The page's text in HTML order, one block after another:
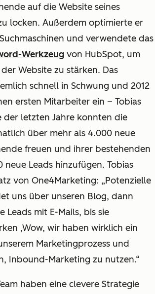
auf die Website seines
locken. Außerdem optimierte er
und verwendete das
Werkzeug von HubSpot, um
Website zu stärken. Das
schnell in Schwung und 2012
ersten Mitarbeiter ein – Tobias
der letzten Jahre konnten die
über mehr als 4.000 neue
freuen und ihrer bestehenden
neue Leads hinzufügen. Tobias
von One4Marketing: „Potenzielle
uns über unseren Blog, dann
Leads mit E-Mails, bis sie
,Wow, wir haben wirklich ein
Marketingprozess und
Inbound-Marketing zu nutzen.“
haben eine clevere Strategie